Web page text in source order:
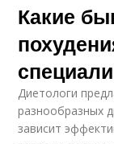
Какие
Диетологи
разнообразных
зависит